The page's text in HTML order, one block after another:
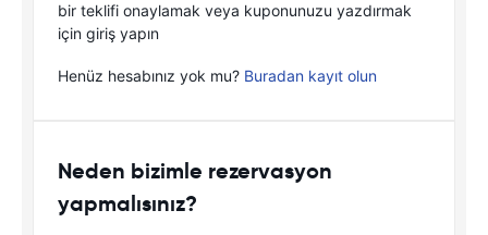
bir teklifi onaylamak veya kuponunuzu yazdırmak
için giriş yapın
Henüz hesabınız yok mu? Buradan kayıt olun
Neden bizimle rezervasyon
yapmalısınız?